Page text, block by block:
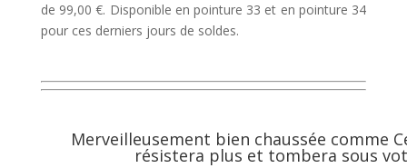
de 99,00 €. Disponible en pointure 33 et en pointure 34
pour ces derniers jours de soldes.
Merveilleusement bien chaussée comme
résistera plus et tombera sous